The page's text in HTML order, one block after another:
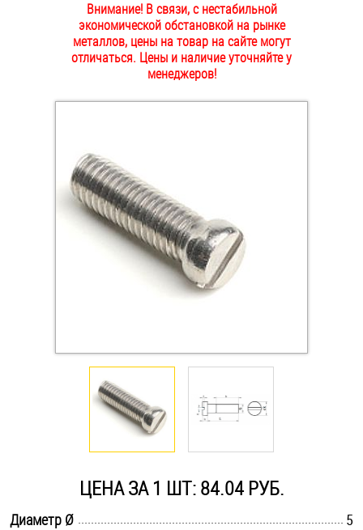
Дюбели
Дюймовый крепёж
Инструмент
Крюки, кольца с метрической резьбой
Крюки, кольца с шурупной резьбой
Саморезы и шурупы
Стопорные кольца
Такелаж
Внимание! В связи, с нестабильной
экономической обстановкой на рынке
металлов, цены на товар на сайте могут
отличаться. Цены и наличие уточняйте у
менеджеров!
ЦЕНА ЗА 1 ШТ: 84.04 РУБ.
Диаметр Ø
5